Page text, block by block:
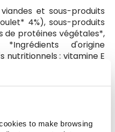
to make browsing
viandes et sous-produits
4%), sous-produits
de protéines végétales*,
*Ingrédients d'origine
nutritionnels : vitamine E
B1 (3a821) 2,16 mg/kg,
kg, Cuivre 0,27 mg/kg
Iode 0,32
Zinc 14,05 mg/kg